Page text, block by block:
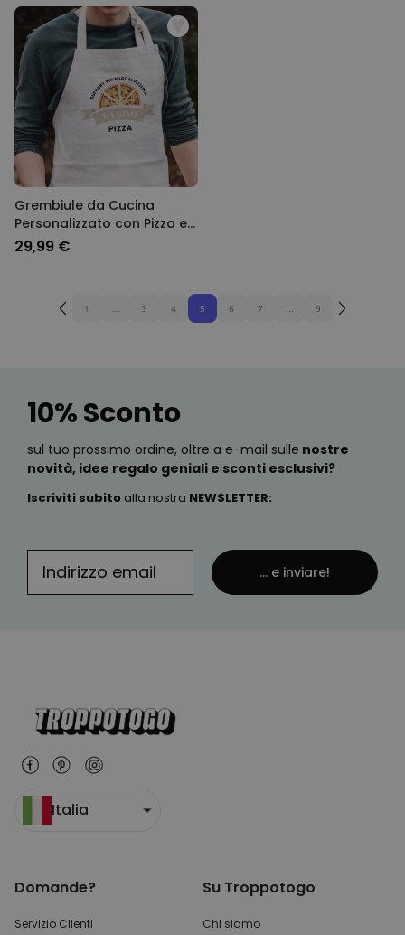
Grembiule da Cucina
Personalizzato con Pizza e
Nome
29,99 €
1 ... 3 4 5 6 7 ... 9
10% Sconto
sul tuo prossimo ordine, oltre a e-mail sulle nostre
novità, idee regalo geniali e sconti esclusivi?
Iscriviti subito alla nostra NEWSLETTER:
... e inviare!
Italia
Domande?
Servizio Clienti
Su Troppotogo
Chi siamo